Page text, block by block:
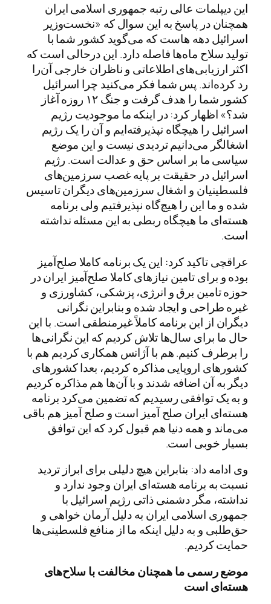
این دیپلمات عالی رتبه جمهوری اسلامی ایران
همچنان در پاسخ به این سوال که «نخست‌وزیر
اسرائیل دهه هاست که می‌گوید کشور شما با
تولید سلاح ماه‌ها فاصله دارد. این درحالی است که
اکثر ارزیابی‌های اطلاعاتی و ناظران خارجی آن‌را
رد کرده‌اند. پس شما فکر می‌کنید چرا اسرائیل
کشور شما را هدف گرفت و جنگ ۱۲ روزه آغاز
شد؟» اظهار کرد: در اینکه ما موجودیت رژیم
اسرائیل را هیچگاه نپذیرفته‌ایم و آن را یک رژیم
اشغالگر می‌دانیم تردیدی نیست و این موضع
سیاسی ما بر اساس حق و عدالت است. رژیم
اسرائیل در حقیقت بر پایه غصب سرزمین‌های
فلسطینیان و اشغال سرزمین‌های دیگران تاسیس
شده و ما این را هیچ‌گاه نپذیرفتیم ولی برنامه
هسته‌ای ما هیچگاه ربطی به این مسئله نداشته
است.
عراقچی تاکید کرد: این یک برنامه کاملا صلح‌آمیز
بوده و برای تامین نیازهای کاملا صلح‌آمیز ایران در
حوزه تامین برق و انرژی، پزشکی، کشاورزی و
غیره طراحی و ایجاد شده و بنابراین نگرانی
دیگران از این برنامه کاملاً غیرمنطقی است. با این
حال ما برای سال‌ها تلاش کردیم که این نگرانی‌ها
را برطرف کنیم. هم با آژانس همکاری کردیم هم با
کشورهای اروپایی مذاکره کردیم، بعدا کشورهای
دیگر به آن اضافه شدند و با آن‌ها هم مذاکره کردیم
و به یک توافقی رسیدیم که تضمین می‌کرد برنامه
هسته‌ای ایران صلح آمیز است و صلح آمیز هم باقی
می‌ماند و همه دنیا هم قبول کرد که این توافق
بسیار خوبی است.
وی ادامه داد: بنابراین هیچ دلیلی برای ابراز تردید
نسبت به برنامه هسته‌ای ایران وجود ندارد و
نداشته، مگر دشمنی ذاتی رژیم اسرائیل با
جمهوری اسلامی ایران به دلیل آرمان خواهی و
حق‌طلبی و به دلیل اینکه ما از منافع فلسطینی‌ها
حمایت کردیم.
موضع رسمی ما همچنان مخالفت با سلاح‌های
هسته‌ای است